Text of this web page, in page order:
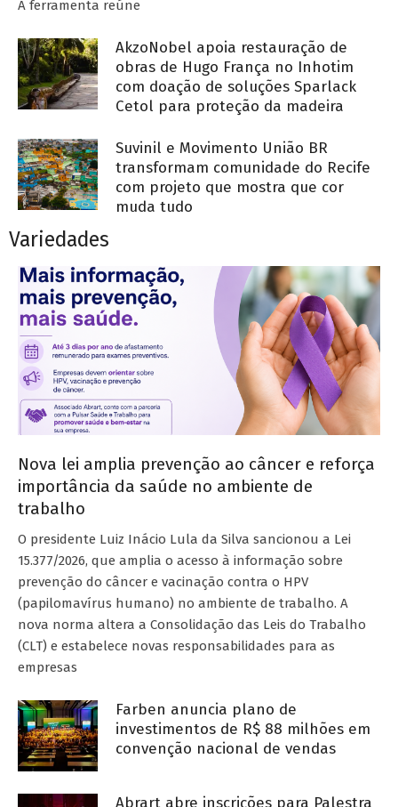
A ferramenta reúne
AkzoNobel apoia restauração de
obras de Hugo França no Inhotim
com doação de soluções Sparlack
Cetol para proteção da madeira
Suvinil e Movimento União BR
transformam comunidade do Recife
com projeto que mostra que cor
muda tudo
Variedades
Nova lei amplia prevenção ao câncer e reforça
importância da saúde no ambiente de
trabalho
O presidente Luiz Inácio Lula da Silva sancionou a Lei
15.377/2026, que amplia o acesso à informação sobre
prevenção do câncer e vacinação contra o HPV
(papilomavírus humano) no ambiente de trabalho. A
nova norma altera a Consolidação das Leis do Trabalho
(CLT) e estabelece novas responsabilidades para as
empresas
Farben anuncia plano de
investimentos de R$ 88 milhões em
convenção nacional de vendas